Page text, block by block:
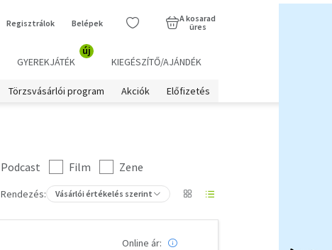
Regisztrálok Belépek
A kosarad
üres
GYEREKJÁTÉK
új
KIEGÉSZÍTŐ/AJÁNDÉK
Törzsvásárlói program Akciók Előfizetés
Podcast Film
Zene
Rendezés: Vásárlói értékelés szerint
Online ár: